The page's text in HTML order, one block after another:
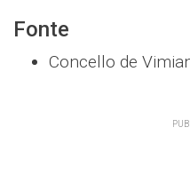
Fonte
Concello de